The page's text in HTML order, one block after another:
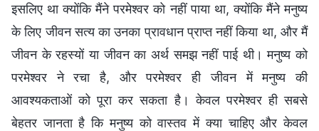
इसलिए था क्योंकि मैंने परमेश्वर को नहीं पाया था, क्योंकि मैंने मनुष्य
के लिए जीवन सत्य का उनका प्रावधान प्राप्त नहीं किया था, और मैं
जीवन के रहस्यों या जीवन का अर्थ समझ नहीं पाई थी। मनुष्य को
परमेश्वर ने रचा है, और परमेश्वर ही जीवन में मनुष्य की
आवश्यकताओं को पूरा कर सकता है। केवल परमेश्वर ही सबसे
बेहतर जानता है कि मनुष्य को वास्तव में क्या चाहिए और केवल